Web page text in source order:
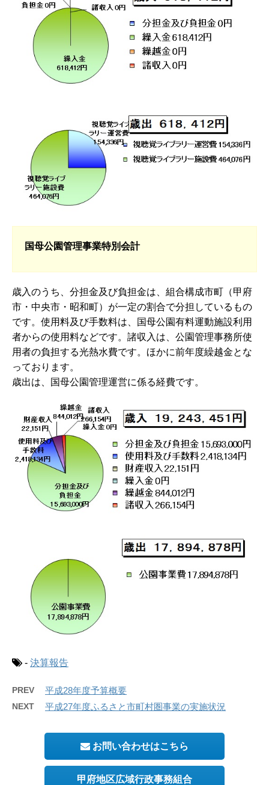
国母公園管理事業特別会計
歳入のうち、分担金及び負担金は、組合構成市町（甲府
市・中央市・昭和町）が一定の割合で分担しているもの
です。使用料及び手数料は、国母公園有料運動施設利用
者からの使用料などです。諸収入は、公園管理事務所使
用者の負担する光熱水費です。ほかに前年度繰越金とな
っております。
歳出は、国母公園管理運営に係る経費です。
- 決算報告
PREV 平成28年度予算概要
NEXT 平成27年度ふるさと市町村圏事業の実施状況
お問い合わせはこちら
甲府地区広域行政事務組合